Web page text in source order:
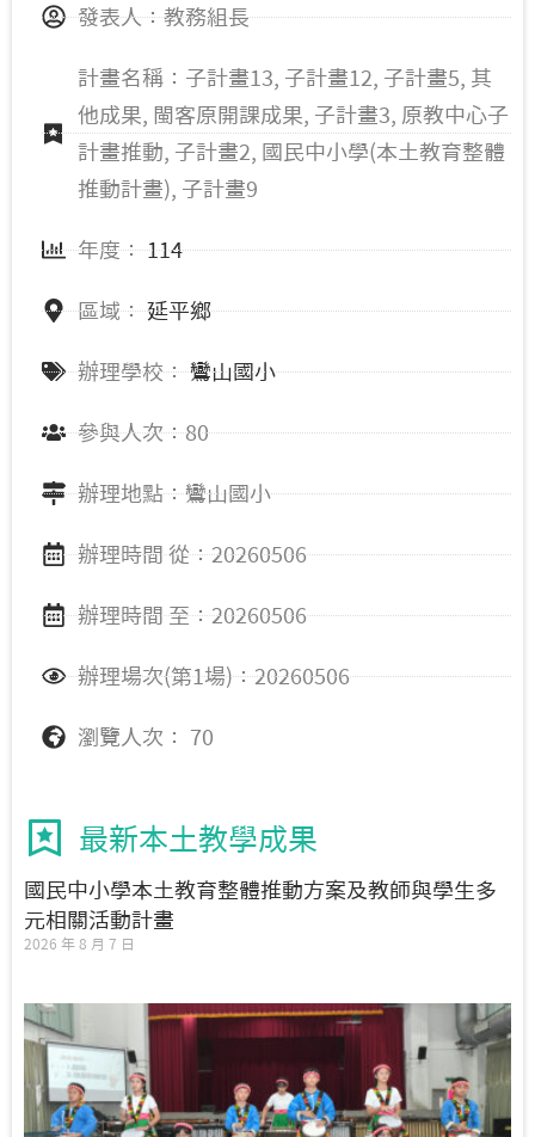
發表人：教務組長
計畫名稱：子計畫13, 子計畫12, 子計畫5, 其
他成果, 閩客原開課成果, 子計畫3, 原教中心子
計畫推動, 子計畫2, 國民中小學(本土教育整體
推動計畫), 子計畫9
年度： 114
區域： 延平鄉
辦理學校： 鸞山國小
參與人次：80
辦理地點：鸞山國小
辦理時間 從：20260506
辦理時間 至：20260506
辦理場次(第1場)：20260506
瀏覽人次： 70
最新本土教學成果
國民中小學本土教育整體推動方案及教師與學生多
元相關活動計畫
2026 年 8 月 7 日